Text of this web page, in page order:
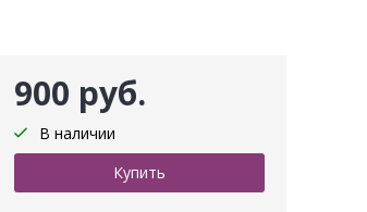
900 руб.
В наличии